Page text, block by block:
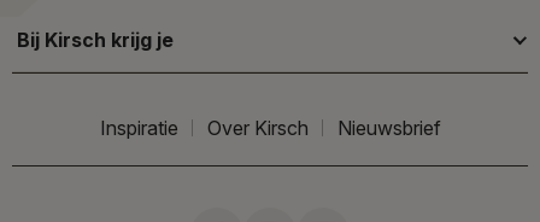
Bij Kirsch krijg je
Inspiratie Over Kirsch Nieuwsbrief